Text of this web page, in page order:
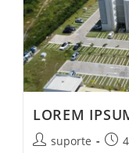
LOREM
suporte